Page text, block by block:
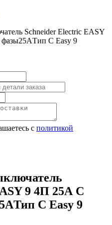
Schneider Electric EASY
C Easy 9
с политикой
9 4П 25А С
C Easy 9